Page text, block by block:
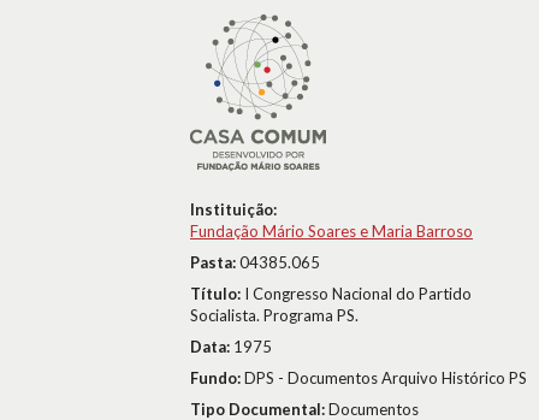
Instituição:
Fundação Mário Soares e Maria Barroso
Pasta:04385.065
Título: I Congresso Nacional do Partido
Socialista. Programa PS.
Data: 1975
Fundo:DPS - Documentos Arquivo Histórico PS
Tipo Documental:Documentos